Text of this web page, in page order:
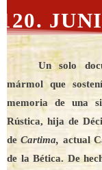
120.
Un solo
mármol que
memoria de una
Rústica, hija de
deCartima, actual
de la Bética. De